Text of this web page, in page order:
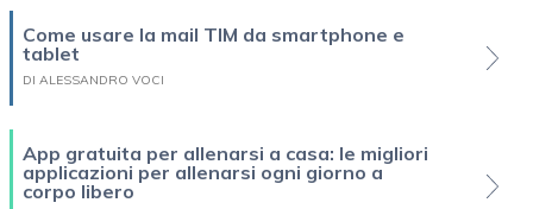
Come usare la mail TIM da smartphone e
tablet
DI ALESSANDRO VOCI
App gratuita per allenarsi a casa: le migliori
applicazioni per allenarsi ogni giorno a
corpo libero